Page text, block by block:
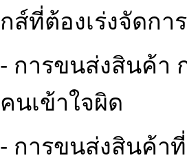
กส์ที่ต้องเร่งจัดการ
- การขนส่งสินค้า
คนเข้าใจผิด
- การขนส่งสินค้า